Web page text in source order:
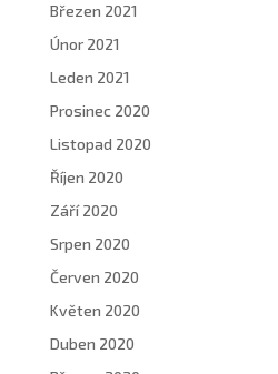
Březen 2021
Únor 2021
Leden 2021
Prosinec 2020
Listopad 2020
Říjen 2020
Září 2020
Srpen 2020
Červen 2020
Květen 2020
Duben 2020